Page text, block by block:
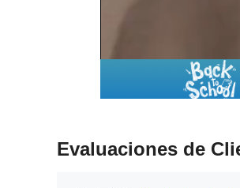
Evaluaciones de